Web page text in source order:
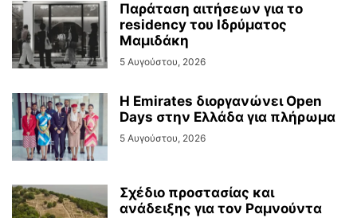
Παράταση αιτήσεων για το
residency του Ιδρύματος
Μαμιδάκη
5 Αυγούστου, 2026
Η Emirates διοργανώνει Open
Days στην Ελλάδα για πλήρωμα
5 Αυγούστου, 2026
Σχέδιο προστασίας και
ανάδειξης για τον Ραμνούντα